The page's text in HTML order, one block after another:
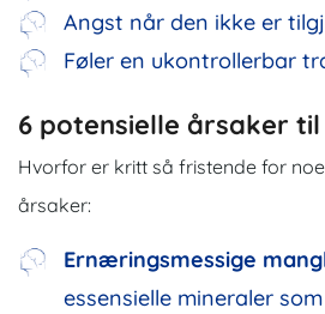
Angst når den ikke er
Føler en ukontrollerbar
6 potensielle årsaker
Hvorfor er kritt så fristende for
årsaker:
Ernæringsmessige
essensielle mineraler